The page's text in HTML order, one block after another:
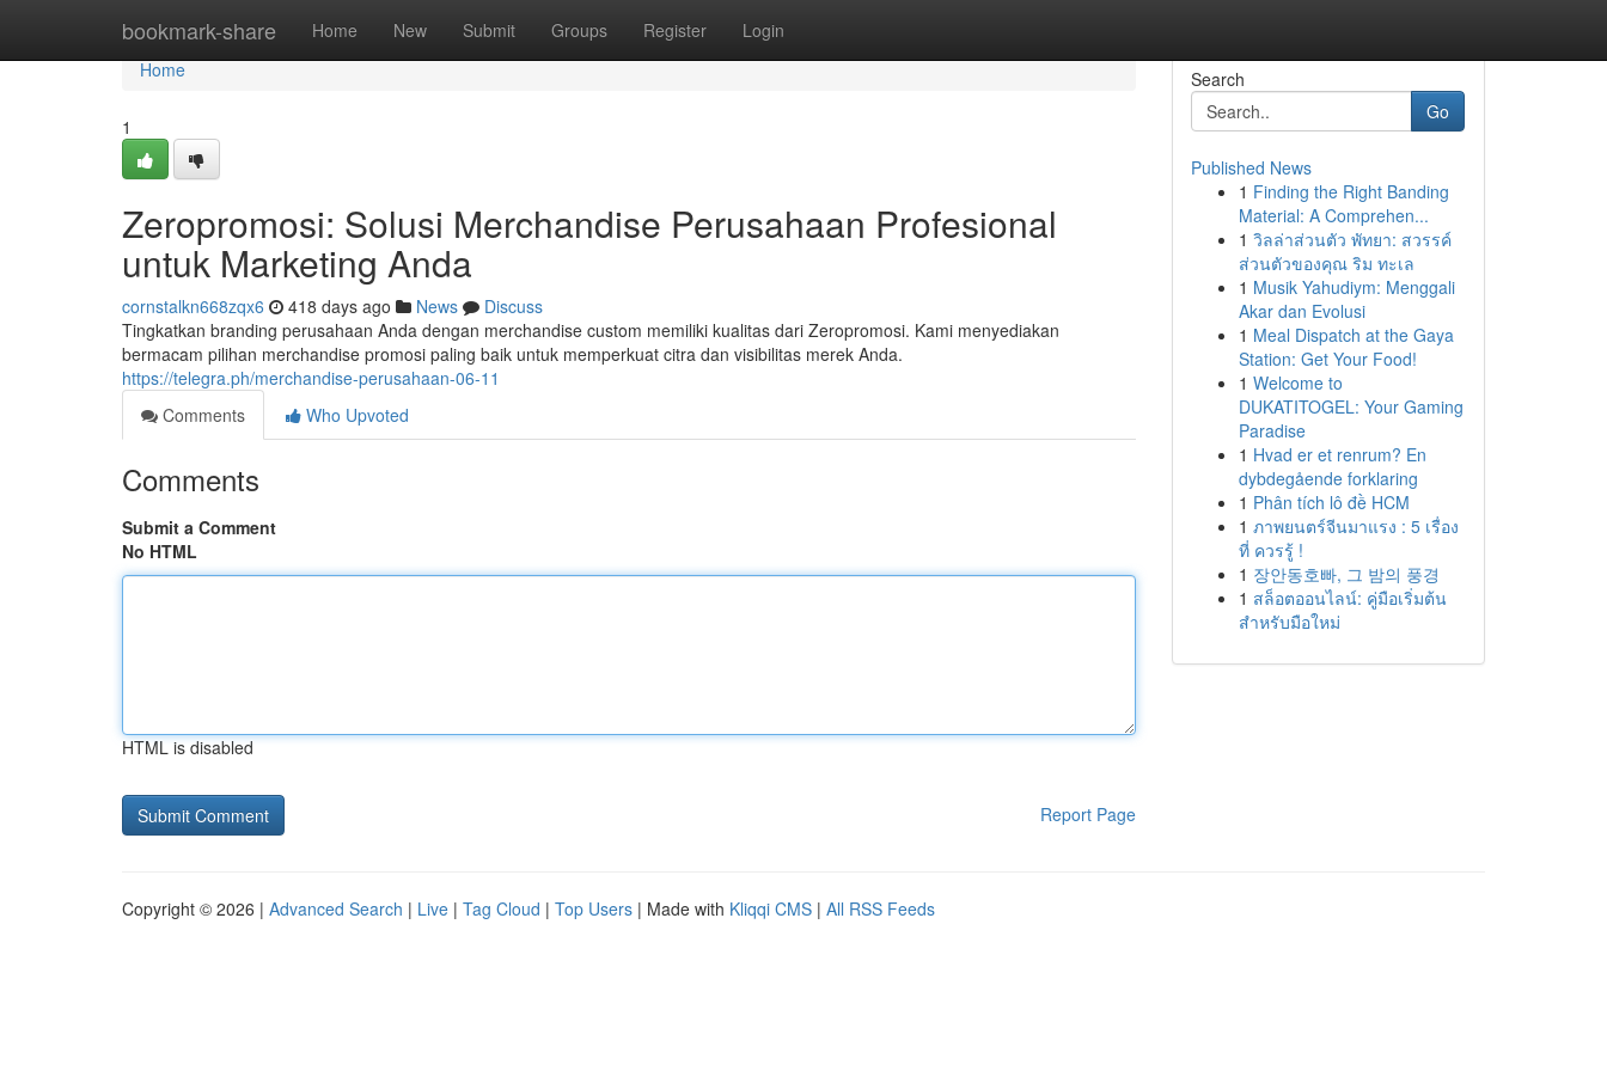
bookmark-share Home New Submit Groups Register Login
Home
Home
1
Zeropromosi: Solusi Merchandise Perusahaan Profesional
untuk Marketing Anda
cornstalkn668zqx6 418 days ago News
Discuss
Tingkatkan branding perusahaan Anda dengan merchandise custom memiliki kualitas dari Zeropromosi. Kami menyediakan
bermacam pilihan merchandise promosi paling baik untuk memperkuat citra dan visibilitas merek Anda.
https://telegra.ph/merchandise-perusahaan-06-11
Comments
Who Upvoted
Comments
Submit a Comment
No HTML
HTML is disabled
Report Page
Search
Go
Published News
1 Finding the Right Banding
Material: A Comprehen...
1 วิลล่าส่วนตัว พัทยา: สวรรค์
ส่วนตัวของคุณ ริม ทะเล
1 Musik Yahudiym: Menggali
Akar dan Evolusi
1 Meal Dispatch at the Gaya
Station: Get Your Food!
1 Welcome to
DUKATITOGEL: Your Gaming
Paradise
1 Hvad er et renrum? En
dybdegående forklaring
1 Phân tích lô đề HCM
1 ภาพยนตร์จีนมาแรง : 5 เรื่อง
ที่ ควรรู้ !
1 장안동호빠, 그 밤의 풍경
1 สล็อตออนไลน์: คู่มือเริ่มต้น
สำหรับมือใหม่
Copyright © 2026 | Advanced Search | Live | Tag Cloud | Top Users | Made with Kliqqi CMS | All RSS Feeds